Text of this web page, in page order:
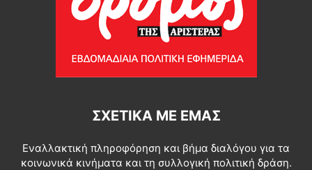
ΣΧΕΤΙΚΆ ΜΕ ΕΜΆΣ
Εναλλακτική πληροφόρηση και βήμα διαλόγου για τα
κοινωνικά κινήματα και τη συλλογική πολιτική δράση.